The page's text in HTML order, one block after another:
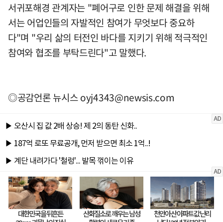
서귀포해경 관계자는 "폐어구로 인한 문제 해결을 위해
서는 어업인들의 자발적인 참여가 무엇보다 중요하
다"며 "우리 삶의 터전인 바다를 지키기 위해 적극적인
참여와 협조를 부탁드린다"고 말했다.
◎공감언론 뉴시스oyj4343@newsis.com